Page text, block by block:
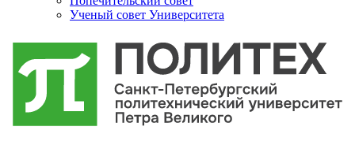
Ученый совет Университета